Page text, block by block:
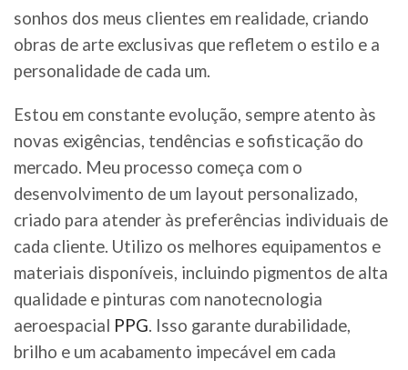
sonhos dos meus clientes em realidade, criando
obras de arte exclusivas que refletem o estilo e a
personalidade de cada um.
Estou em constante evolução, sempre atento às
novas exigências, tendências e sofisticação do
mercado. Meu processo começa com o
desenvolvimento de um layout personalizado,
criado para atender às preferências individuais de
cada cliente. Utilizo os melhores equipamentos e
materiais disponíveis, incluindo pigmentos de alta
qualidade e pinturas com nanotecnologia
aeroespacial PPG. Isso garante durabilidade,
brilho e um acabamento impecável em cada